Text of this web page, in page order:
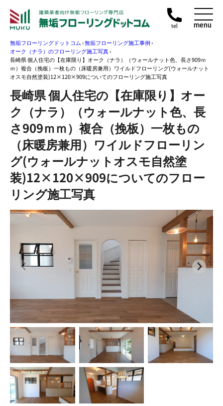
tel menu
無垢フローリングドットコム›無垢フローリング施工事例›
オーク（ナラ）のフローリング施工写真›
長崎県 個人住宅の【在庫限り】オーク（ナラ）（ウォールナット色、長さ909ｍ
ｍ）複合（挽板）一枚もの（床暖房兼用）ワイルドフローリング(ウォールナット
オスモ自然塗装)12×120×909についてのフローリング施工写真
長崎県 個人住宅の【在庫限り】オー
ク（ナラ）（ウォールナット色、長
さ909ｍｍ）複合（挽板）一枚もの
（床暖房兼用）ワイルドフローリン
グ(ウォールナットオスモ自然塗
装)12×120×909についてのフロー
リング施工写真